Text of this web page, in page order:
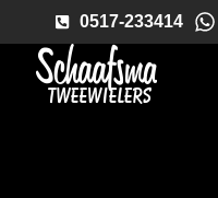
0517-233414